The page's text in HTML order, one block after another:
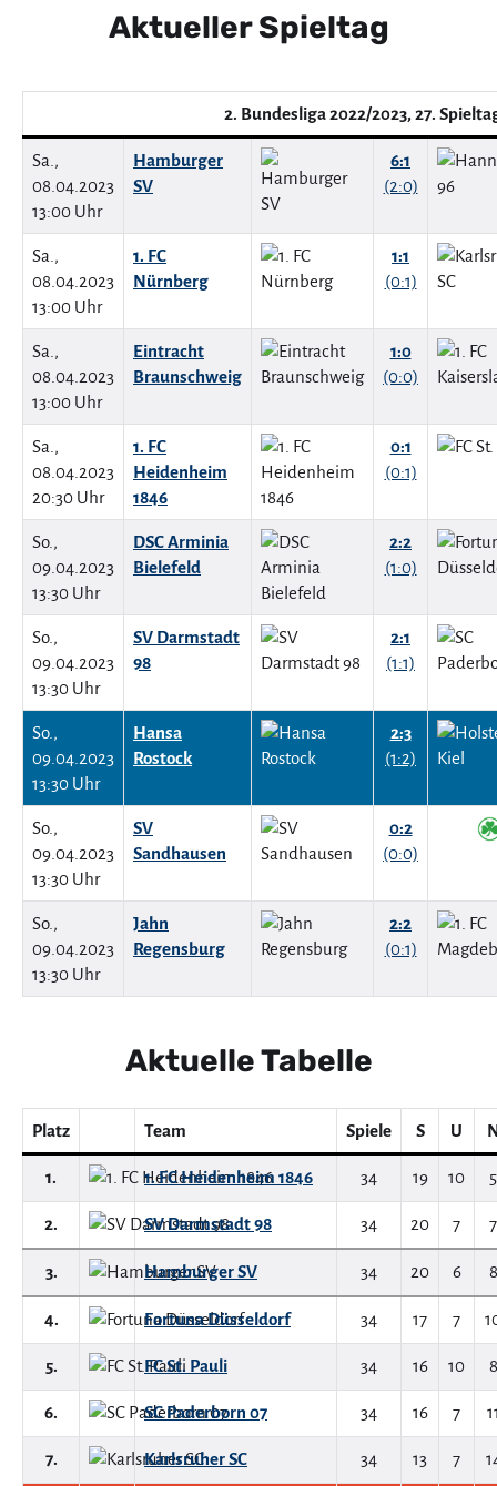
Aktueller Spieltag
2. Bundesliga 2022/2023, 27.
Sa.,
08.04.2023
13:00 Uhr
Hamburger
SV
6:1
(2:0)
Sa.,
08.04.2023
13:00 Uhr
1. FC
Nürnberg
1:1
(0:1)
Sa.,
08.04.2023
13:00 Uhr
Eintracht
Braunschweig
1:0
(0:0)
Sa.,
08.04.2023
20:30 Uhr
1. FC
Heidenheim
1846
0:1
(0:1)
So.,
09.04.2023
13:30 Uhr
DSC Arminia
Bielefeld
2:2
(1:0)
So.,
09.04.2023
13:30 Uhr
SV Darmstadt
98
2:1
(1:1)
So.,
09.04.2023
13:30 Uhr
Hansa
Rostock
2:3
(1:2)
So.,
09.04.2023
13:30 Uhr
SV
Sandhausen
0:2
(0:0)
So.,
09.04.2023
13:30 Uhr
Jahn
Regensburg
2:2
(0:1)
Aktuelle Tabelle
Platz Team Spiele S U
1. 1. FC Heidenheim 1846 34 19 10 5
2. SV Darmstadt 98 34 20 7 7
3. Hamburger SV 34 20 6 8
4. Fortuna Düsseldorf 34 17 7
5. FC St. Pauli 34 16 10 8
6. SC Paderborn 07 34 16 7
7. Karlsruher SC 34 13 7